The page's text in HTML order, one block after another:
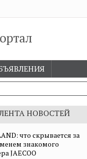
НОВОСТЕЙ
что скрывается за
знакомого
JAECOO